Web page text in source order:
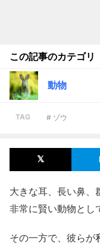
この記事のカテゴリ
動物
TAG # ゾウ
大きな耳、長い鼻、
非常に賢い動物とし
その一方で、彼らが